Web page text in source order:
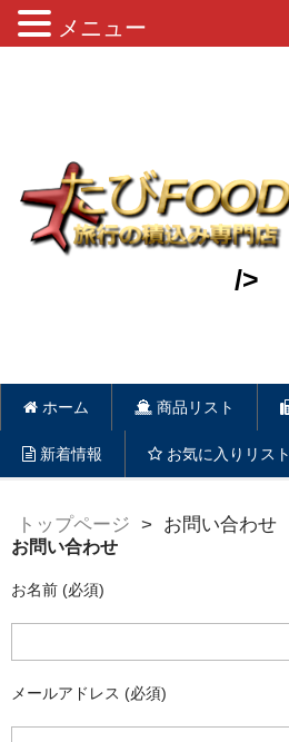
/>
ホーム 商品リスト
新着情報 お気に入りリスト
トップページ お問い合わせ
お問い合わせ
お名前 (必須)
メールアドレス (必須)
メニュー